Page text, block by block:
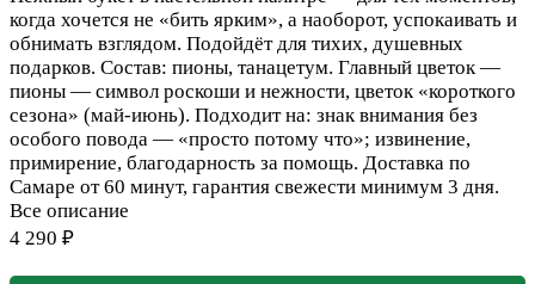
когда хочется не «бить ярким», а наоборот, успокаивать и
обнимать взглядом. Подойдёт для тихих, душевных
подарков. Состав: пионы, танацетум. Главный цветок —
пионы — символ роскоши и нежности, цветок «короткого
сезона» (май-июнь). Подходит на: знак внимания без
особого повода — «просто потому что»; извинение,
примирение, благодарность за помощь. Доставка по
Самаре от 60 минут, гарантия свежести минимум 3 дня.
Все описание
4 290 ₽